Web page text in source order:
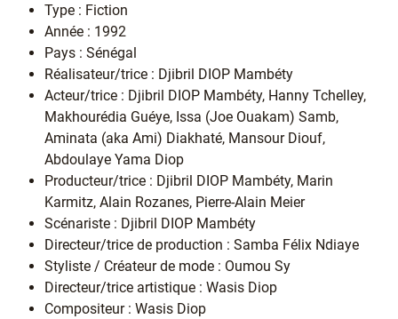
Type : Fiction
Année : 1992
Pays : Sénégal
Réalisateur/trice : Djibril DIOP Mambéty
Acteur/trice : Djibril DIOP Mambéty, Hanny Tchelley,
Makhourédia Guéye, Issa (Joe Ouakam) Samb,
Aminata (aka Ami) Diakhaté, Mansour Diouf,
Abdoulaye Yama Diop
Producteur/trice : Djibril DIOP Mambéty, Marin
Karmitz, Alain Rozanes, Pierre-Alain Meier
Scénariste : Djibril DIOP Mambéty
Directeur/trice de production : Samba Félix Ndiaye
Styliste / Créateur de mode : Oumou Sy
Directeur/trice artistique : Wasis Diop
Compositeur : Wasis Diop